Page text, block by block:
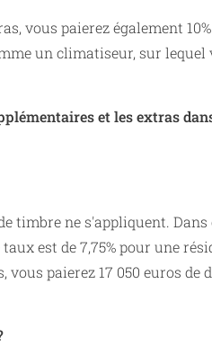
vous paierez également
un climatiseur, sur lequel
et les extras
timbre ne s'appliquent. Dans
est de 7,75% pour une
paierez 17 050 euros de